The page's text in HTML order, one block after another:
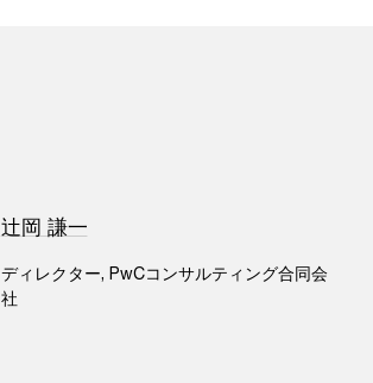
辻岡 謙一
ディレクター, PwCコンサルティング合同会
社